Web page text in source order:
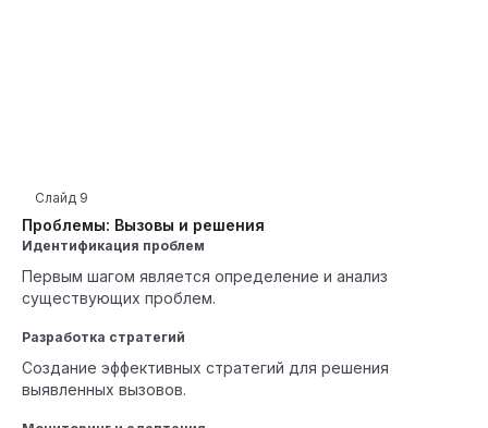
Проблемы: Вызовы и решения
Слайд 9
Идентификация проблем
Первым шагом является определение и анализ
существующих проблем.
Разработка стратегий
Создание эффективных стратегий для решения
выявленных вызовов.